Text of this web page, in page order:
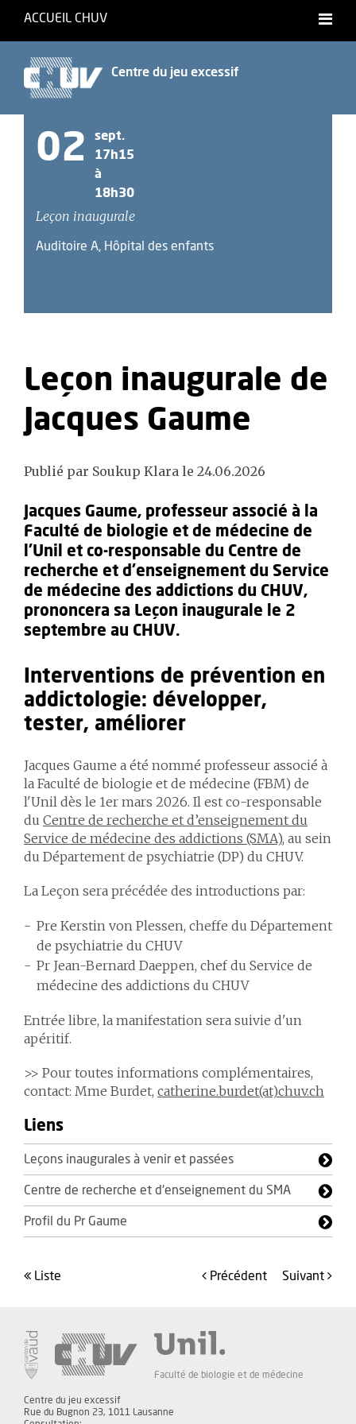
ACCUEIL CHUV
Centre du jeu excessif
02
sept.
17h15
à
18h30
Leçon inaugurale
Auditoire A, Hôpital des enfants
Leçon inaugurale de
Jacques Gaume
Publié par Soukup Klara le 24.06.2026
Jacques Gaume, professeur associé à la
Faculté de biologie et de médecine de
l'Unil et co-responsable du Centre de
recherche et d’enseignement du Service
de médecine des addictions du CHUV,
prononcera sa Leçon inaugurale le 2
septembre au CHUV.
Interventions de prévention en
addictologie: développer,
tester, améliorer
Jacques Gaume a été nommé professeur associé à
la Faculté de biologie et de médecine (FBM) de
l'Unil dès le 1er mars 2026. Il est co-responsable
du Centre de recherche et d’enseignement du
Service de médecine des addictions (SMA), au sein
du Département de psychiatrie (DP) du CHUV.
La Leçon sera précédée des introductions par:
Pre Kerstin von Plessen, cheffe du Département
de psychiatrie du CHUV
Pr Jean-Bernard Daeppen, chef du Service de
médecine des addictions du CHUV
Entrée libre, la manifestation sera suivie d'un
apéritif.
>> Pour toutes informations complémentaires,
contact: Mme Burdet, catherine.burdet(at)chuv.ch
Liens
Leçons inaugurales à venir et passées
Centre de recherche et d'enseignement du SMA
Profil du Pr Gaume
liste précédent suivant
Faculté de biologie et de médecine
Centre du jeu excessif
Rue du Bugnon 23, 1011 Lausanne